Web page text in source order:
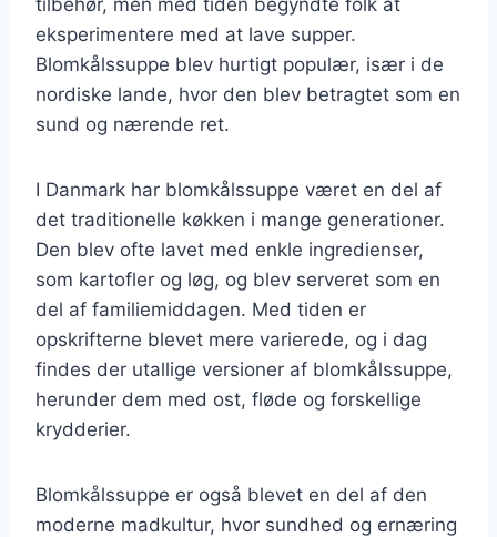
eksperimentere med at lave supper.
Blomkålssuppe blev hurtigt populær, især i de
nordiske lande, hvor den blev betragtet som en
sund og nærende ret.
I Danmark har blomkålssuppe været en del af
det traditionelle køkken i mange generationer.
Den blev ofte lavet med enkle ingredienser,
som kartofler og løg, og blev serveret som en
del af familiemiddagen. Med tiden er
opskrifterne blevet mere varierede, og i dag
findes der utallige versioner af blomkålssuppe,
herunder dem med ost, fløde og forskellige
krydderier.
Blomkålssuppe er også blevet en del af den
moderne madkultur, hvor sundhed og ernæring